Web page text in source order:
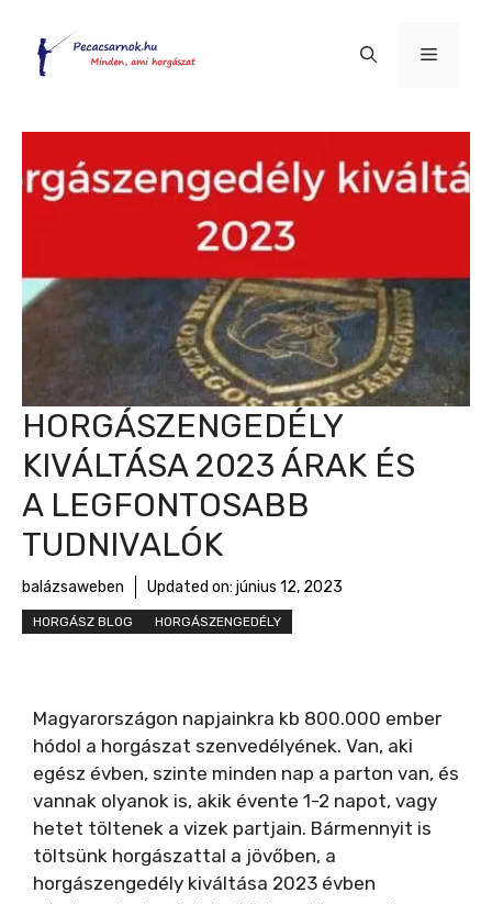
tartalomba
Menü
HORGÁSZENGEDÉLY
KIVÁLTÁSA 2023 ÁRAK ÉS
A LEGFONTOSABB
TUDNIVALÓK
balázsaweben Updated on: június 12, 2023
HORGÁSZ BLOG HORGÁSZENGEDÉLY
Magyarországon napjainkra kb 800.000 ember
hódol a horgászat szenvedélyének. Van, aki
egész évben, szinte minden nap a parton van, és
vannak olyanok is, akik évente 1-2 napot, vagy
hetet töltenek a vizek partjain. Bármennyit is
töltsünk horgászattal a jövőben, a
horgászengedély kiváltása 2023 évben